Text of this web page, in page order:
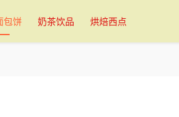
包饼 奶茶饮品 烘焙西点